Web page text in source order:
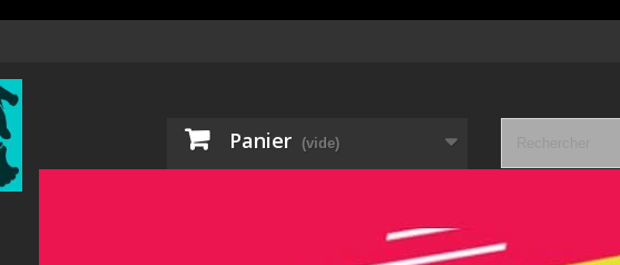
Panier (vide)